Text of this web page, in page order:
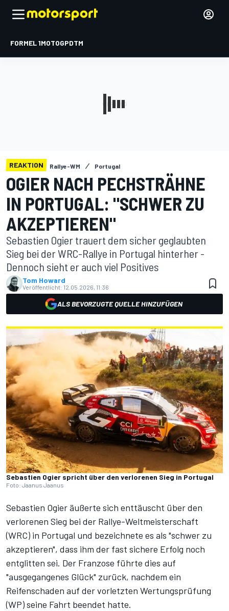
FORMEL 1MOTOGPDTM
REAKTION Rallye-WM Portugal
OGIER NACH PECHSTRÄHNE
IN PORTUGAL: "SCHWER ZU
AKZEPTIEREN"
Sebastien Ogier trauert dem sicher geglaubten
Sieg bei der WRC-Rallye in Portugal hinterher -
Dennoch sieht er auch viel Positives
Tom Howard
Veröffentlicht: 12.05.2026, 11:36
ALS BEVORZUGTE QUELLE HINZUFÜGEN
Sebastien Ogier spricht über den verlorenen Sieg in Portugal
Foto: Jaanus Jaanus
Sebastien Ogier äußerte sich enttäuscht über den
verlorenen Sieg bei der Rallye-Weltmeisterschaft
(WRC) in Portugal und bezeichnete es als "schwer zu
akzeptieren", dass ihm der fast sichere Erfolg noch
entglitten sei. Der Franzose führte dies auf
"ausgegangenes Glück" zurück, nachdem ein
Reifenschaden auf der vorletzten Wertungsprüfung
(WP) seine Fahrt beendet hatte.